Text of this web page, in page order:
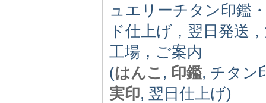
ュエリーチタン印鑑
ド仕上げ，翌日発送
工場，ご案内
(はんこ , 印鑑, チタン
実印, 翌日仕上げ)